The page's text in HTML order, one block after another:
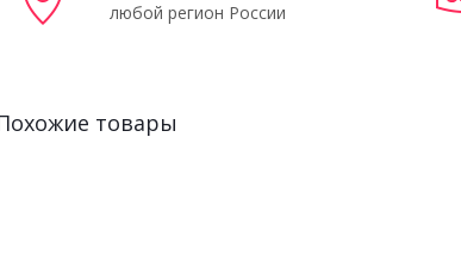
любой регион России
товары